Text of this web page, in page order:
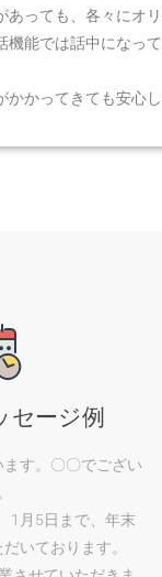
あっても、各々にオ
機能では話中になっ
かってきても安心
セージ例
す。〇〇でござい
1月5日まで、年末
いております。